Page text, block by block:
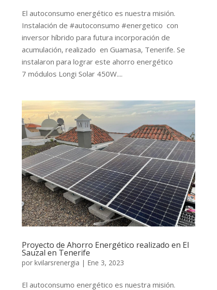
El autoconsumo energético es nuestra misión.
Instalación de #autoconsumo #energetico con
inversor híbrido para futura incorporación de
acumulación, realizado en Guamasa, Tenerife. Se
instalaron para lograr este ahorro energético
7 módulos Longi Solar 450W....
Proyecto de Ahorro Energético realizado en El
Sauzal en Tenerife
por kvilarsrenergia | Ene 3, 2023
El autoconsumo energético es nuestra misión.